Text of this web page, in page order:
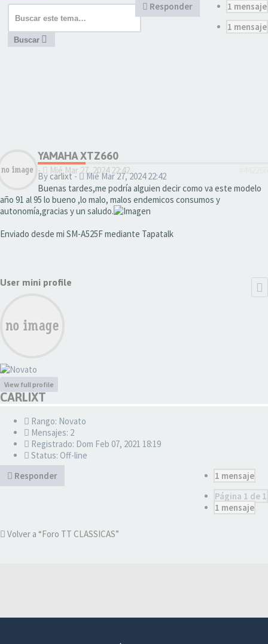
Buscar
1 mensaje
1 mensaje
Responder
YAMAHA XTZ660
By carlixt- Mié Mar 27, 2024 22:42
- Mié Mar 27, 2024 22:42
Buenas tardes,me podría alguien decir como va este modelo
año 91 al 95 lo bueno ,lo malo, malos endemicos consumos y
autonomía,gracias y un saludo.
Enviado desde mi SM-A525F mediante Tapatalk
User mini profile
View full profile
CARLIXT
Rango: Novato
Mensajes: 2
Registrado: Dom Feb 07, 2021 18:19
Status: Off-line
Responder
1 mensaje
Página 1 de 1
1 mensaje
Volver a “Foro TT CLASSICAS”